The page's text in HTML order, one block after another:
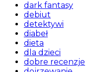
dark fantasy
debiut
detektywi
diabeł
dieta
dla dzieci
dobre recenzje